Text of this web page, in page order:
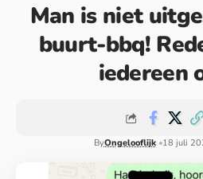
Man is niet
buurt-bbq!
iedereen
ByOngelooflijk 18 juli